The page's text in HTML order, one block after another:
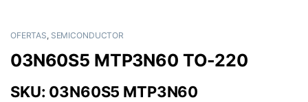
OFERTAS, SEMICONDUCTOR
03N60S5 MTP3N60 TO-220
SKU: 03N60S5 MTP3N60